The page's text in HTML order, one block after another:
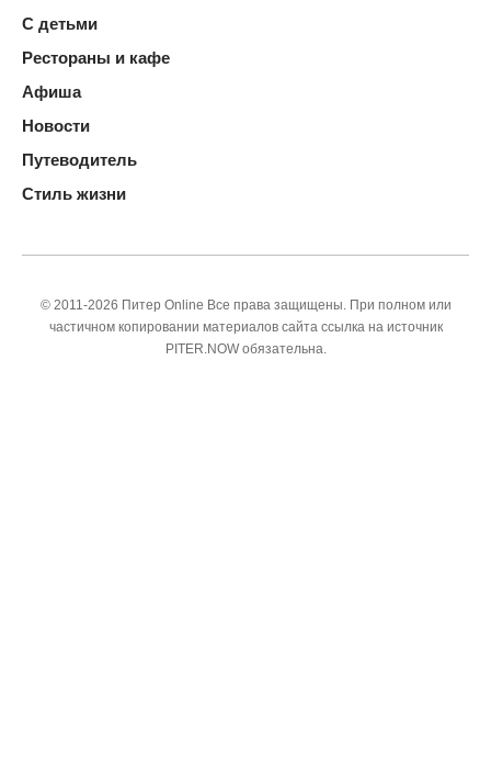
С детьми
Рестораны и кафе
Афиша
Новости
Путеводитель
Стиль жизни
© 2011-2026 Питер Online Все права защищены. При полном или
частичном копировании материалов сайта ссылка на источник
PITER.NOW обязательна.